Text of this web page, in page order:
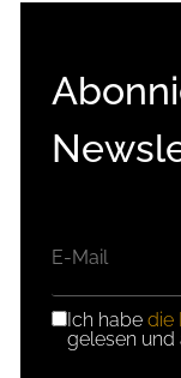
MAIL
DSGVO-
Ich habe die
gelesen und